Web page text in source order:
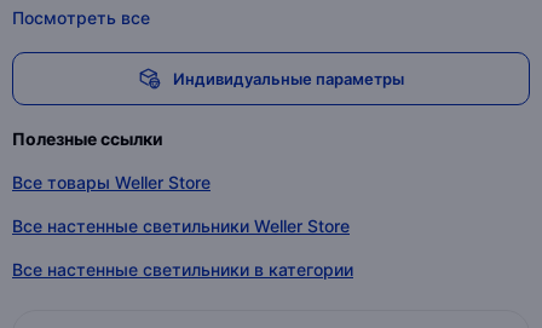
Посмотреть все
Индивидуальные параметры
Полезные ссылки
Все товары Weller Store
Все настенные светильники Weller Store
Все настенные светильники в категории